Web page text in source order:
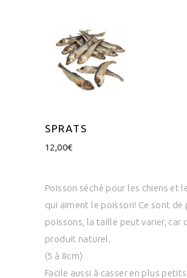
SPRATS
12,00€
Poisson séché pour les chiens et
qui aiment le poisson! Ce sont de
poissons, la taille peut varier, car
produit naturel.
(5 à 8cm)
Facile aussi à casser en plus petits